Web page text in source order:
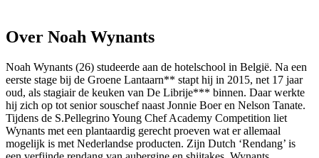
Over Noah Wynants
Noah Wynants (26) studeerde aan de hotelschool in België. Na een
eerste stage bij de Groene Lantaarn** stapt hij in 2015, net 17 jaar
oud, als stagiair de keuken van De Librije*** binnen. Daar werkte
hij zich op tot senior souschef naast Jonnie Boer en Nelson Tanate.
Tijdens de S.Pellegrino Young Chef Academy Competition liet
Wynants met een plantaardig gerecht proeven wat er allemaal
mogelijk is met Nederlandse producten. Zijn Dutch ‘Rendang’ is